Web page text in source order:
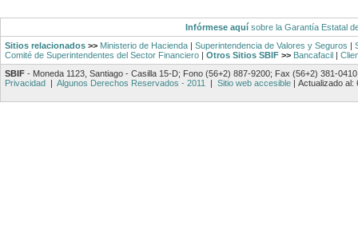
Infórmese aquísobre la Garantía Estatal
Sitios relacionados >> Ministerio de Hacienda | Superintendencia de Valores y Seguros |
Comité de Superintendentes del Sector Financiero | Otros Sitios SBIF >> Bancafacil |
SBIF - Moneda 1123, Santiago - Casilla 15-D; Fono (56+2) 887-9200; Fax (56+2) 381-0410
Privacidad | Algunos Derechos Reservados - 2011 | Sitio web accesible | Actualizado al: